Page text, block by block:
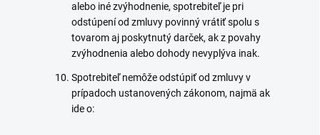
alebo iné zvýhodnenie, spotrebiteľ je pri
odstúpení od zmluvy povinný vrátiť spolu s
tovarom aj poskytnutý darček, ak z povahy
zvýhodnenia alebo dohody nevyplýva inak.
Spotrebiteľ nemôže odstúpiť od zmluvy v
prípadoch ustanovených zákonom, najmä ak
ide o: